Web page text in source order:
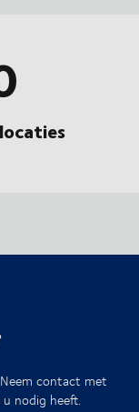
contact met
nodig heeft.